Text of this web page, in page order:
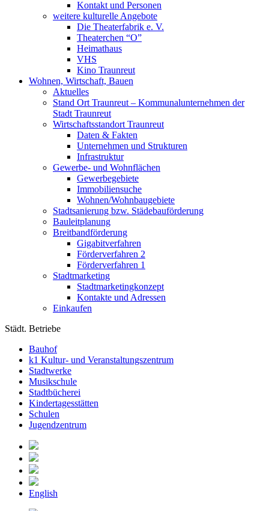
Kontakt und Personen
weitere kulturelle Angebote
Die Theaterfabrik e. V.
Theaterchen “O”
Heimathaus
VHS
Kino Traunreut
Wohnen, Wirtschaft, Bauen
Aktuelles
Stand Ort Traunreut – Kommunalunternehmen der
Stadt Traunreut
Wirtschaftsstandort Traunreut
Daten & Fakten
Unternehmen und Strukturen
Infrastruktur
Gewerbe- und Wohnflächen
Gewerbegebiete
Immobiliensuche
Wohnen/Wohnbaugebiete
Stadtsanierung bzw. Städebauförderung
Bauleitplanung
Breitbandförderung
Gigabitverfahren
Förderverfahren 2
Förderverfahren 1
Stadtmarketing
Stadtmarketingkonzept
Kontakte und Adressen
Einkaufen
Städt. Betriebe
Bauhof
k1 Kultur- und Veranstaltungszentrum
Stadtwerke
Musikschule
Stadtbücherei
Kindertagesstätten
Schulen
Jugendzentrum
English